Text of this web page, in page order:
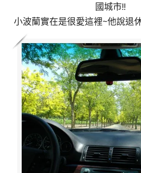
國城市!!
小波蘭實在是很愛這裡~他說退